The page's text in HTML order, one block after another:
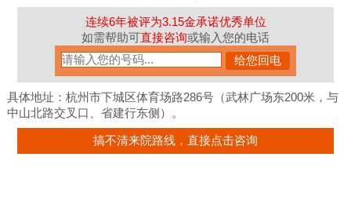
连续6年被评为3.15金承诺优秀单位
如需帮助可直接咨询或输入您的电话
具体地址：杭州市下城区体育场路286号（武林广场东200米，与
中山北路交叉口、省建行东侧）。
搞不清来院路线，直接点击咨询